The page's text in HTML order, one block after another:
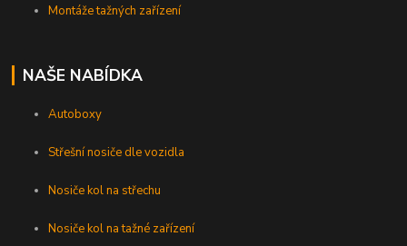
Montáže tažných zařízení
NAŠE NABÍDKA
Autoboxy
Střešní nosiče dle vozidla
Nosiče kol na střechu
Nosiče kol na tažné zařízení